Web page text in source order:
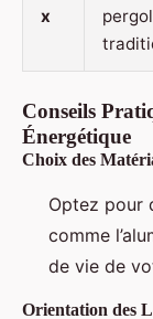
x
Conseils
Énergétique
Choix des
Optez pour
comme
de vie de
Orientation des